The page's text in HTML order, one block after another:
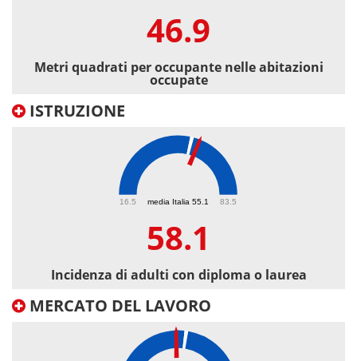
46.9
Metri quadrati per occupante nelle abitazioni
occupate
ISTRUZIONE
media Italia 55.1
16.5 83.5
58.1
Incidenza di adulti con diploma o laurea
MERCATO DEL LAVORO